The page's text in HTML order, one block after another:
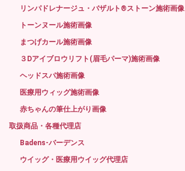
リンパドレナージュ・バザルト®ストーン施術画像
トーンヌール施術画像
まつげカール施術画像
３Dアイブロウリフト(眉毛パーマ)施術画像
ヘッドスパ施術画像
医療用ウィッグ施術画像
赤ちゃんの筆仕上がり画像
取扱商品・各種代理店
Badens-バーデンス
ウイッグ・医療用ウイッグ代理店